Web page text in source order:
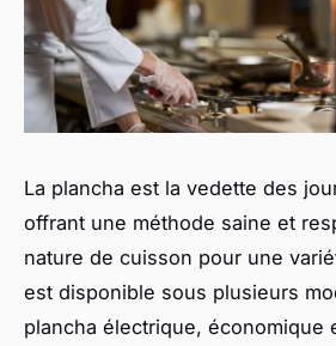
La plancha est la vedette des
offrant une méthode saine et
nature de cuisson pour une
est disponible sous plusieurs
plancha électrique, économique